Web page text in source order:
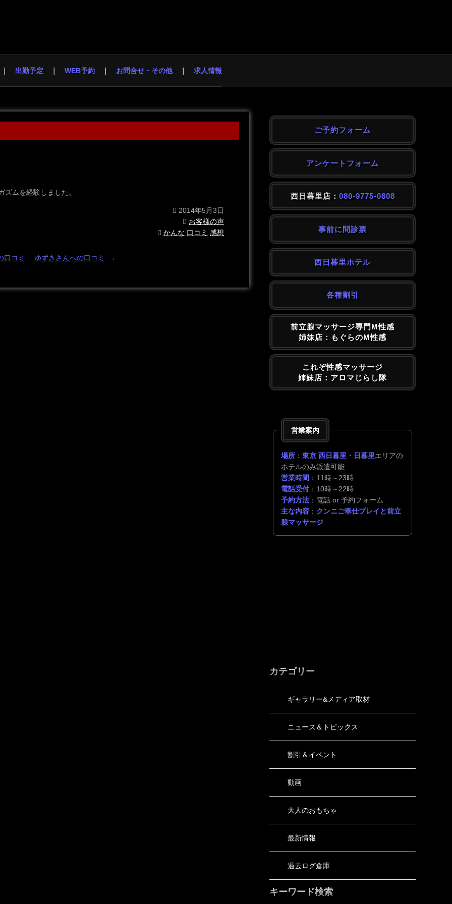
出勤予定 WEB予約 お問合せ・その他 求人情報
ムを経験しました。
2014年5月3日
お客様の声
かんな 口コミ 感想
口コミ ゆずきさんへの口コミ →
ご予約フォーム
アンケートフォーム
西日暮里店： 080-9775-0808
事前に問診票
西日暮里ホテル
各種割引
前立腺マッサージ専門M性感
姉妹店：もぐらのM性感
これぞ性感マッサージ
姉妹店：アロマじらし隊
営業案内
場所 ： 東京 西日暮里・日暮里エリアの
ホテルのみ派遣可能
営業時間 ：11時～23時
電話受付：10時～22時
予約方法 ：電話 or 予約フォーム
主な内容 ： クンニご奉仕プレイと前立
腺マッサージ
カテゴリー
ギャラリー&メディア取材
ニュース＆トピックス
割引＆イベント
動画
大人のおもちゃ
最新情報
過去ログ倉庫
キーワード検索